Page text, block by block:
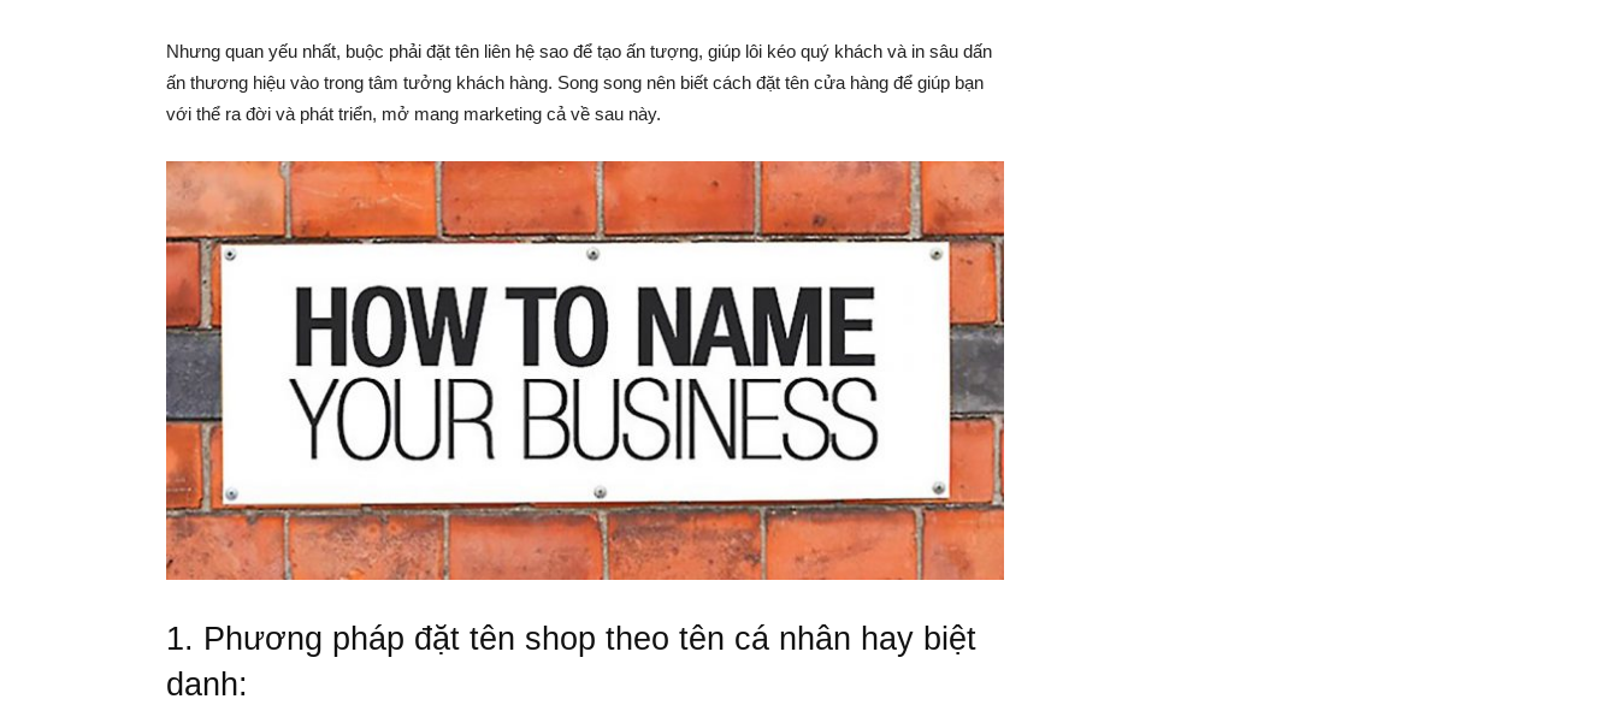
Làm
Giàu
Nhưng quan yếu nhất, buộc phải đặt tên liên hệ sao để tạo ấn tượng, giúp lôi kéo quý khách và in sâu dấn
ấn thương hiệu vào trong tâm tưởng khách hàng. Song song nên biết cách đặt tên cửa hàng để giúp bạn
với thể ra đời và phát triển, mở mang marketing cả về sau này.
1. Phương pháp đặt tên shop theo tên cá nhân hay biệt
danh: